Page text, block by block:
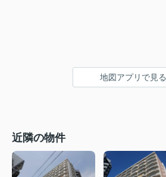
地図アプリで見る
近隣の物件